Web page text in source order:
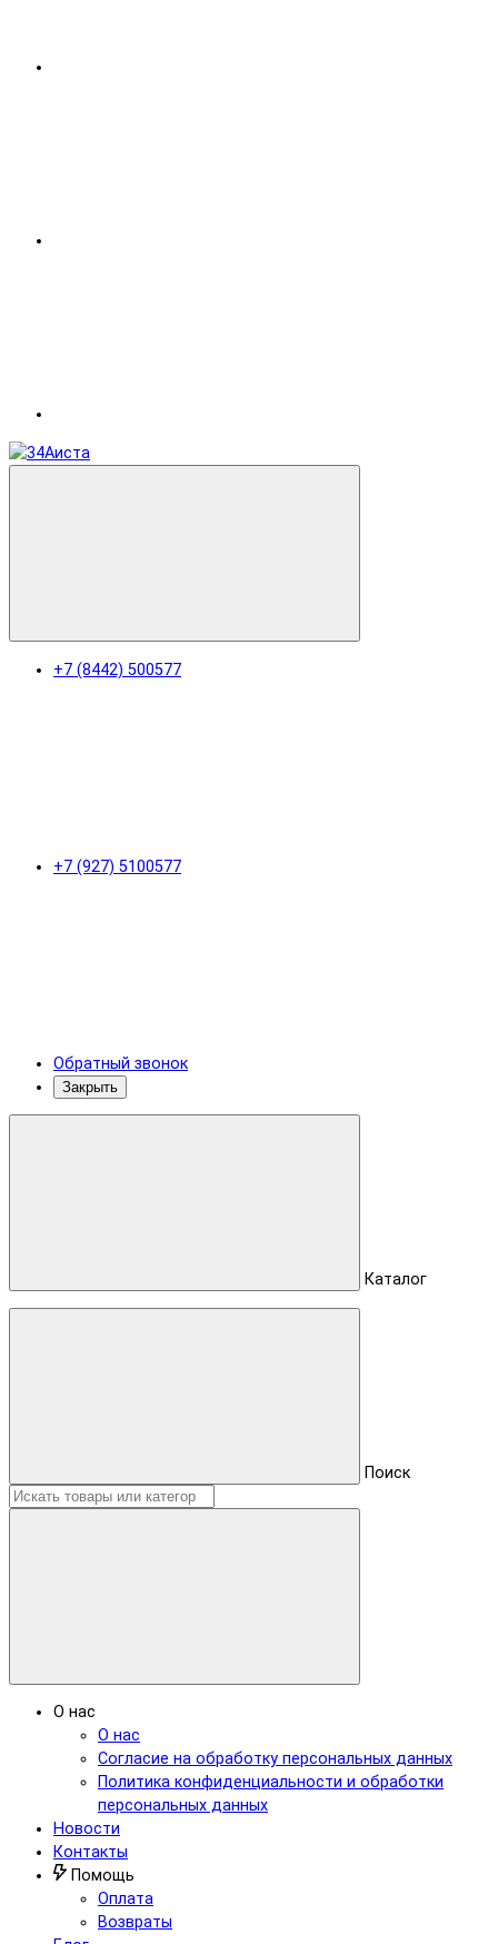
+7 (8442) 500577
+7 (927) 5100577
Обратный звонок
Закрыть
Каталог
Поиск
О нас
О нас
Согласие на обработку персональных данных
Политика конфиденциальности и обработки
персональных данных
Новости
Контакты
Помощь
Оплата
Возвраты